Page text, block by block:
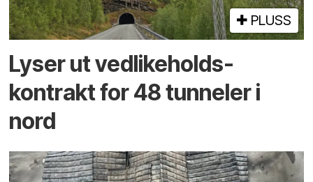
PLUSS
Lyser ut vedlikeholds­
kontrakt for 48 tunneler i
nord